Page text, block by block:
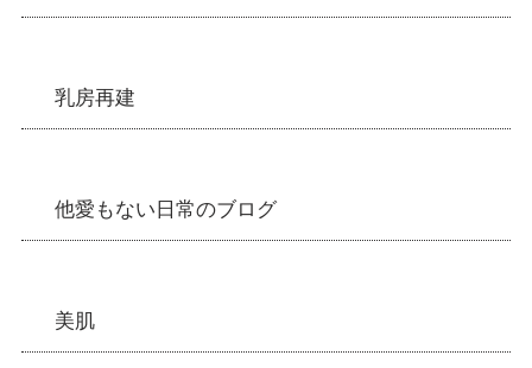
乳房再建
他愛もない日常のブログ
美肌